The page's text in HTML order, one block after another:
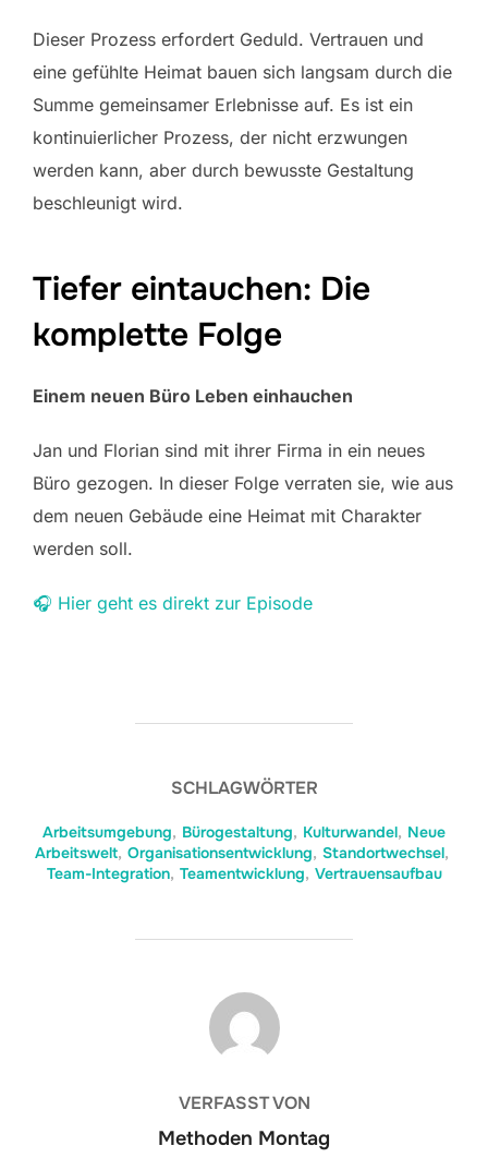
Dieser Prozess erfordert Geduld. Vertrauen und
eine gefühlte Heimat bauen sich langsam durch die
Summe gemeinsamer Erlebnisse auf. Es ist ein
kontinuierlicher Prozess, der nicht erzwungen
werden kann, aber durch bewusste Gestaltung
beschleunigt wird.
Tiefer eintauchen: Die
komplette Folge
Einem neuen Büro Leben einhauchen
Jan und Florian sind mit ihrer Firma in ein neues
Büro gezogen. In dieser Folge verraten sie, wie aus
dem neuen Gebäude eine Heimat mit Charakter
werden soll.
🎧 Hier geht es direkt zur Episode
SCHLAGWÖRTER
Arbeitsumgebung, Bürogestaltung, Kulturwandel, Neue
Arbeitswelt, Organisationsentwicklung, Standortwechsel,
Team-Integration, Teamentwicklung, Vertrauensaufbau
BEITRAGSAUTOR
VERFASST VON
Methoden Montag